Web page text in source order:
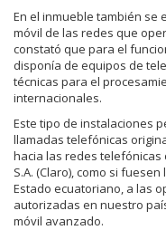
En el inmueble también se
móvil de las redes que
constató que para el
disponía de equipos de
técnicas para el
internacionales.
Este tipo de instalaciones
llamadas telefónicas
hacia las redes telefónicas
S.A. (Claro), como si
Estado ecuatoriano, a las
autorizadas en nuestro
móvil avanzado.